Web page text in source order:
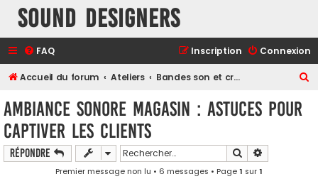
Sound Designers
FAQ Connexion
Inscription
Accueil du forum Ateliers Bandes son et créations sonores
Ambiance sonore magasin : astuces pour
captiver les clients
Répondre Rechercher
Premier message non lu • 6 messages • Page1 sur1